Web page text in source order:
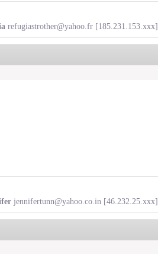
refugiastrother@yahoo.fr
jennifertunn@yahoo.co.in